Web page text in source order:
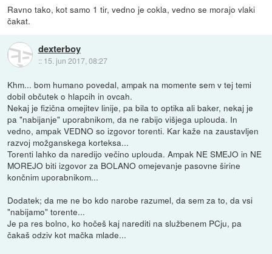
Ravno tako, kot samo 1 tir, vedno je cokla, vedno se morajo vlaki
čakat.
dexterboy
:: 15. jun 2017, 08:27
Khm... bom humano povedal, ampak na momente sem v tej temi
dobil občutek o hlapcih in ovcah.
Nekaj je fizična omejitev linije, pa bila to optika ali baker, nekaj je
pa "nabijanje" uporabnikom, da ne rabijo višjega uplouda. In
vedno, ampak VEDNO so izgovor torenti. Kar kaže na zaustavljen
razvoj možganskega korteksa...
Torenti lahko da naredijo večino uplouda. Ampak NE SMEJO in NE
MOREJO biti izgovor za BOLANO omejevanje pasovne širine
končnim uporabnikom...
Dodatek; da me ne bo kdo narobe razumel, da sem za to, da vsi
"nabijamo" torente...
Je pa res bolno, ko hočeš kaj narediti na službenem PCju, pa
čakaš odziv kot mačka mlade...